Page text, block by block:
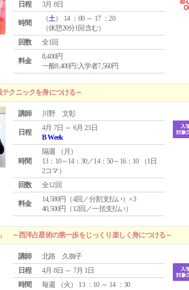
日程
3月 8日
時間
（土） 14 ：00 ～ 17 ：20
（休憩20分1回含む）
回数
全1回
料金
8,400円
一般8,400円/入学者7,560円
クニックを身につける～
講師 川野 文彰
日程
4月 7日 ～ 6月 23日
B Week
時間
隔週 （ 月 ）
13：10～14：30／14：50～16：10 （1日
2コマ）
回数
全12回
料金
14,580円（4回／分割支払い）×3
40,500円（12回／一括支払い）
～西洋占星術の第一歩をじっくり楽しく身につける～
講師
北路 久御子
日程
4月 8日 ～ 7月 1日
時間
毎週 （火 ） 13 ：10 ～ 14 ：30